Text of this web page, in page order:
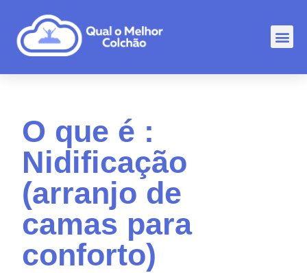
O que é :
Nidificação
(arranjo de
camas para
conforto)